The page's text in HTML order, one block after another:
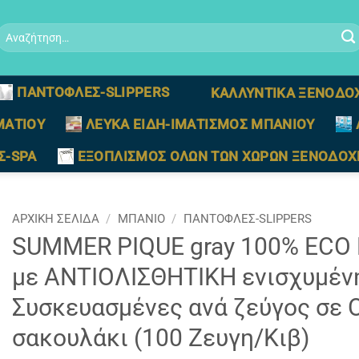
ΠΑΝΤΟΦΛΕΣ-SLIPPERS
ΚΑΛΛΥΝΤΙΚΑ
ΛΕΥΚΑ ΕΙΔΗ-ΙΜΑΤΙΣΜΟΣ ΜΠΑΝΙΟΥ
SPA
ΕΞΟΠΛΙΣΜΟΣ ΟΛΩΝ ΤΩΝ ΧΩΡΩΝ
ΑΡΧΙΚΉ ΣΕΛΊΔΑ / ΜΠΑΝΙΟ / ΠΑΝΤΟΦΛΕΣ-SLIPPERS
SUMMER PIQUE gray 100%
με ΑΝΤΙΟΛΙΣΘΗΤΙΚΗ
Συσκευασμένες ανά ζεύγος σε
σακουλάκι (100 Ζευγη/Κιβ)